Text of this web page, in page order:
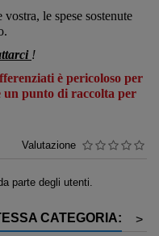
le spese sostenute
!
è pericoloso per
un punto di raccolta per
Valutazione
parte degli utenti.
CATEGORIA:
>